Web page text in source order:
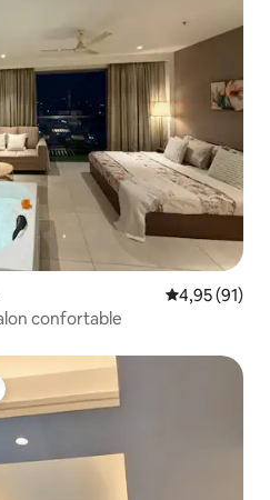
Évaluation
4,95 (91)
confortable